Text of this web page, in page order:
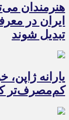
هنرمندان
ایران در
تبدیل شوند
یارانه ژاپن،
کم‌مصرف‌تر